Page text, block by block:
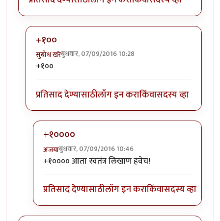
+१००
सुबोध खरेबुधवार, 07/09/2016 10:28
In reply to
+१००
प्रतिसाद देण्यासाठीलॉग इन कराकिंवासदस्य व्हा
+१००००
अजयाबुधवार, 07/09/2016 10:46
In reply to+१००byसुबोध खरे
+१०००० आता स्वतंत्र लिखाण हवेच!
प्रतिसाद देण्यासाठीलॉग इन कराकिंवासदस्य व्हा